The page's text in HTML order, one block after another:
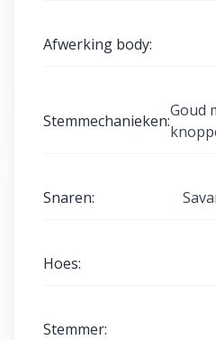
Afwerking body:
Stemmechanieken:
Goud
Snaren:
Hoes:
Stemmer: